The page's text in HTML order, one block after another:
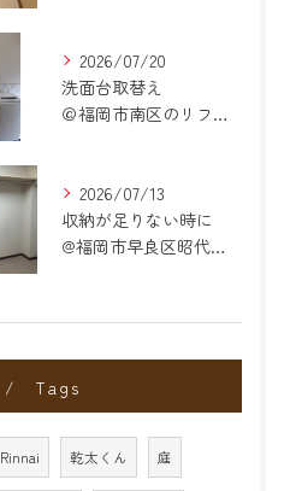
2026/07/20
洗面台取替え
＠福岡市南区のリフォーム
2026/07/13
収納が足りない時に
@福岡市早良区昭代のリフォーム
Tags
Rinnai 乾太くん 庭